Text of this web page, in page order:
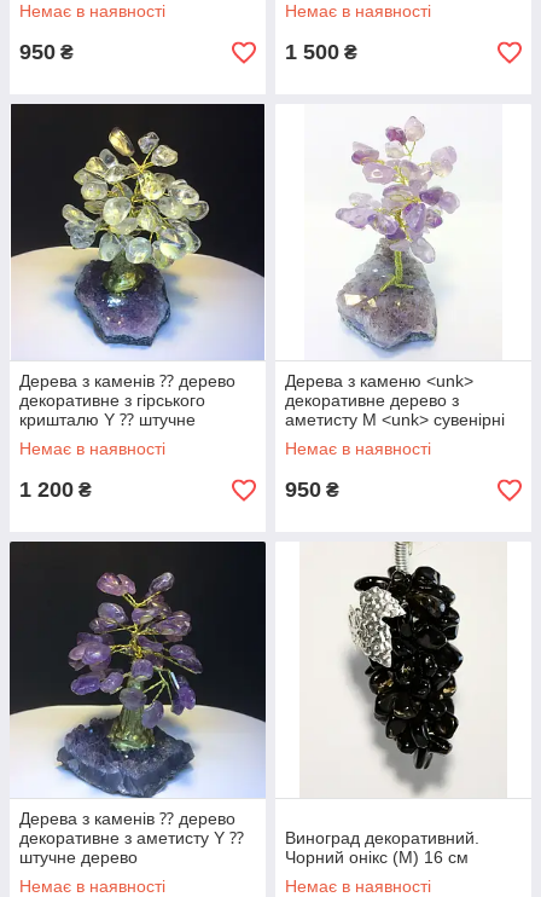
Немає в наявності
950 ₴
Немає в наявності
1 500 ₴
Дерева з каменів ⁇ дерево
декоративне з гірського
кришталю Y ⁇ штучне
дерево
Немає в наявності
1 200 ₴
Дерева з каменю <unk>
декоративне дерево з
аметисту М <unk> сувенірні
дерева
Немає в наявності
950 ₴
Дерева з каменів ⁇ дерево
декоративне з аметисту Y ⁇
штучне дерево
Немає в наявності
Виноград декоративний.
Чорний онікс (М) 16 см
Немає в наявності